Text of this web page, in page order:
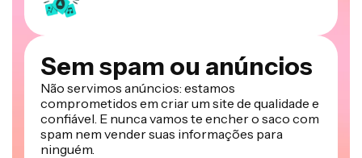
Sem spam ou anúncios
Não servimos anúncios: estamos
comprometidos em criar um site de qualidade e
confiável. E nunca vamos te encher o saco com
spam nem vender suas informações para
ninguém.